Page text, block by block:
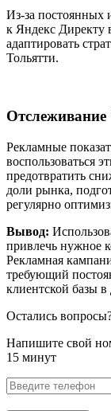
Из-за постоянных
к Яндекс Директу
адаптировать
Тольятти.
Рекламные
воспользоваться
предотвратить
доли рынка,
регулярно
Вывод:
привлечь нужное
Рекламная
требующий
клиентской базы в
Остались
Напишите свой
15 минут